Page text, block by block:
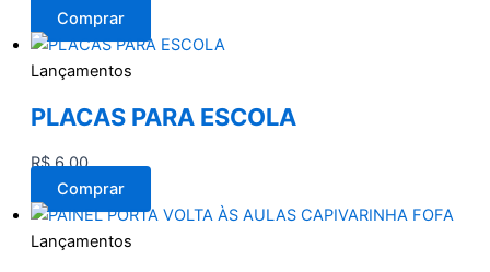
Comprar
Lançamentos
PLACAS PARA ESCOLA
R$6,00
Comprar
Lançamentos